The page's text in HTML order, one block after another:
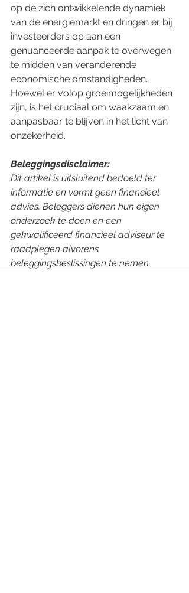
op de zich ontwikkelende dynamiek
van de energiemarkt en dringen er bij
investeerders op aan een
genuanceerde aanpak te overwegen
te midden van veranderende
economische omstandigheden.
Hoewel er volop groeimogelijkheden
zijn, is het cruciaal om waakzaam en
aanpasbaar te blijven in het licht van
onzekerheid.
Beleggingsdisclaimer:
Dit artikel is uitsluitend bedoeld ter
informatie en vormt geen financieel
advies. Beleggers dienen hun eigen
onderzoek te doen en een
gekwalificeerd financieel adviseur te
raadplegen alvorens
beleggingsbeslissingen te nemen.